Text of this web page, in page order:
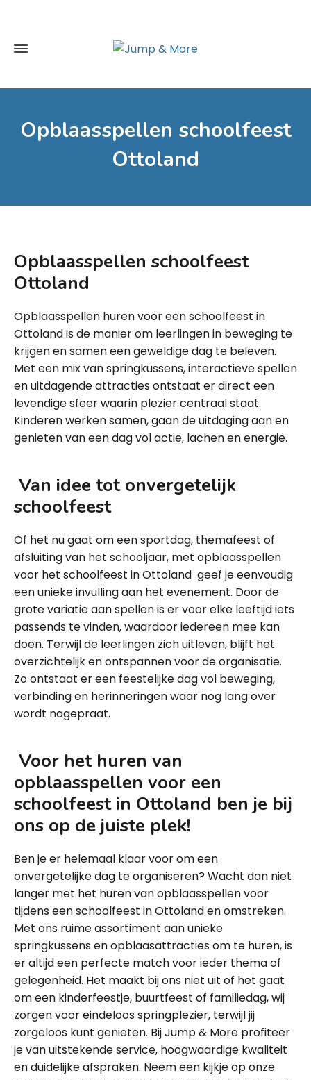
Opblaasspellen schoolfeest
Ottoland
Opblaasspellen schoolfeest
Ottoland
Opblaasspellen huren voor een schoolfeest in
Ottoland is de manier om leerlingen in beweging te
krijgen en samen een geweldige dag te beleven.
Met een mix van springkussens, interactieve spellen
en uitdagende attracties ontstaat er direct een
levendige sfeer waarin plezier centraal staat.
Kinderen werken samen, gaan de uitdaging aan en
genieten van een dag vol actie, lachen en energie.
Van idee tot onvergetelijk
schoolfeest
Of het nu gaat om een sportdag, themafeest of
afsluiting van het schooljaar, met opblaasspellen
voor het schoolfeest in Ottoland geef je eenvoudig
een unieke invulling aan het evenement. Door de
grote variatie aan spellen is er voor elke leeftijd iets
passends te vinden, waardoor iedereen mee kan
doen. Terwijl de leerlingen zich uitleven, blijft het
overzichtelijk en ontspannen voor de organisatie.
Zo ontstaat er een feestelijke dag vol beweging,
verbinding en herinneringen waar nog lang over
wordt nagepraat.
Voor het huren van
opblaasspellen voor een
schoolfeest in Ottoland ben je bij
ons op de juiste plek!
Ben je er helemaal klaar voor om een
onvergetelijke dag te organiseren? Wacht dan niet
langer met het huren van opblaasspellen voor
tijdens een schoolfeest in Ottoland en omstreken.
Met ons ruime assortiment aan unieke
springkussens en opblaasattracties om te huren, is
er altijd een perfecte match voor ieder thema of
gelegenheid. Het maakt bij ons niet uit of het gaat
om een kinderfeestje, buurtfeest of familiedag, wij
zorgen voor eindeloos springplezier, terwijl jij
zorgeloos kunt genieten. Bij Jump & More profiteer
je van uitstekende service, hoogwaardige kwaliteit
en duidelijke afspraken. Neem een kijkje op onze